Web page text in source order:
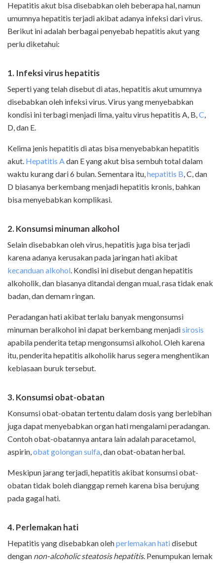
Hepatitis akut bisa disebabkan oleh beberapa hal, namun
umumnya hepatitis terjadi akibat adanya infeksi dari virus.
Berikut ini adalah berbagai penyebab hepatitis akut yang
perlu diketahui:
1. Infeksi virus hepatitis
Seperti yang telah disebut di atas, hepatitis akut umumnya
disebabkan oleh infeksi virus. Virus yang menyebabkan
kondisi ini terbagi menjadi lima, yaitu virus hepatitis A, B,C,
D, dan E.
Kelima jenis hepatitis di atas bisa menyebabkan hepatitis
akut. Hepatitis Adan E yang akut bisa sembuh total dalam
waktu kurang dari 6 bulan. Sementara itu,hepatitis B, C, dan
D biasanya berkembang menjadi hepatitis kronis, bahkan
bisa menyebabkan komplikasi.
2. Konsumsi minuman alkohol
Selain disebabkan oleh virus, hepatitis juga bisa terjadi
karena adanya kerusakan pada jaringan hati akibat
kecanduan alkohol. Kondisi ini disebut dengan hepatitis
alkoholik, dan biasanya ditandai dengan mual, rasa tidak enak
badan, dan demam ringan.
Peradangan hati akibat terlalu banyak mengonsumsi
minuman beralkohol ini dapat berkembang menjadisirosis
apabila penderita tetap mengonsumsi alkohol. Oleh karena
itu, penderita hepatitis alkoholik harus segera menghentikan
kebiasaan buruk tersebut.
3. Konsumsi obat-obatan
Konsumsi obat-obatan tertentu dalam dosis yang berlebihan
juga dapat menyebabkan organ hati mengalami peradangan.
Contoh obat-obatannya antara lain adalah paracetamol,
aspirin,obat golongan sulfa, dan obat-obatan herbal.
Meskipun jarang terjadi, hepatitis akibat konsumsi obat-
obatan tidak boleh dianggap remeh karena bisa berujung
pada gagal hati.
4. Perlemakan hati
Hepatitis yang disebabkan olehperlemakan hatidisebut
dengan non-alcoholic steatosis hepatitis. Penumpukan lemak